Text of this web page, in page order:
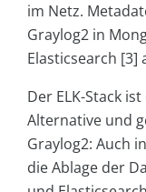
im Netz.
Graylog2 in
Elasticsearch [3]
Der ELK-Stack
Alternative und
Graylog2: Auch
die Ablage der